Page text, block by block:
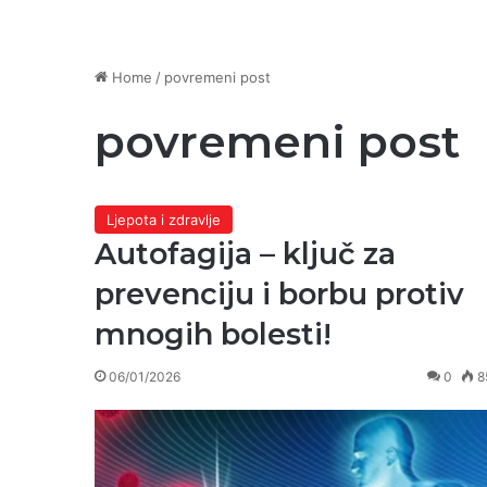
Home / povremeni post
povremeni post
Ljepota i zdravlje
Autofagija – ključ za
prevenciju i borbu protiv
mnogih bolesti!
06/01/2026 0